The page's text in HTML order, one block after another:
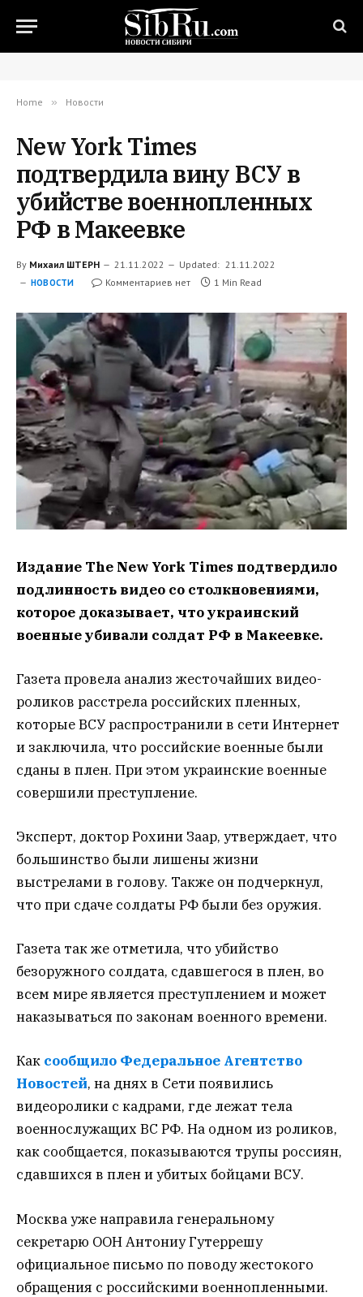
Home » Новости
New York Times
подтвердила вину ВСУ в
убийстве военнопленных
РФ в Макеевке
By Михаил ШТЕРН 21.11.2022 Updated: 21.11.2022
НОВОСТИ Комментариев нет 1 Min Read
Издание The New York Times подтвердило
подлинность видео со столкновениями,
которое доказывает, что украинский
военные убивали солдат РФ в Макеевке.
Газета провела анализ жесточайших видео-
роликов расстрела российских пленных,
которые ВСУ распространили в сети Интернет
и заключила, что российские военные были
сданы в плен. При этом украинские военные
совершили преступление.
Эксперт, доктор Рохини Заар, утверждает, что
большинство были лишены жизни
выстрелами в голову. Также он подчеркнул,
что при сдаче солдаты РФ были без оружия.
Газета так же отметила, что убийство
безоружного солдата, сдавшегося в плен, во
всем мире является преступлением и может
наказываться по законам военного времени.
Как сообщило Федеральное Агентство
Новостей, на днях в Сети появились
видеоролики с кадрами, где лежат тела
военнослужащих ВС РФ. На одном из роликов,
как сообщается, показываются трупы россиян,
сдавшихся в плен и убитых бойцами ВСУ.
Москва уже направила генеральному
секретарю ООН Антониу Гутеррешу
официальное письмо по поводу жестокого
обращения с российскими военнопленными.